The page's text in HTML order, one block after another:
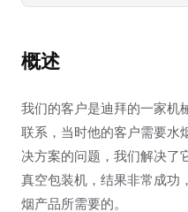
概述
我们的客户是迪拜的一家机
联系，当时他的客户需要水
决方案的问题，我们解决了
真空包装机，结果非常成功
烟产品所需要的。